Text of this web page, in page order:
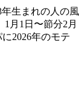
年生まれの人の風
月1日〜節分2月
2026年のモテ